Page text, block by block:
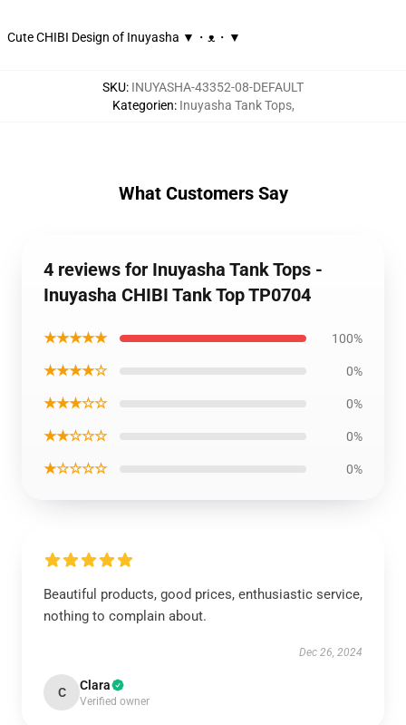
Cute CHIBI Design of Inuyasha ▼・ᴥ・▼
SKU: INUYASHA-43352-08-DEFAULT
Kategorien: Inuyasha Tank Tops,
What Customers Say
4 reviews for Inuyasha Tank Tops -
Inuyasha CHIBI Tank Top TP0704
★★★★★ 100%
★★★★☆ 0%
★★★☆☆ 0%
★★☆☆☆ 0%
★☆☆☆☆ 0%
Beautiful products, good prices, enthusiastic service,
nothing to complain about.
Dec 26, 2024
C Clara
Verified owner